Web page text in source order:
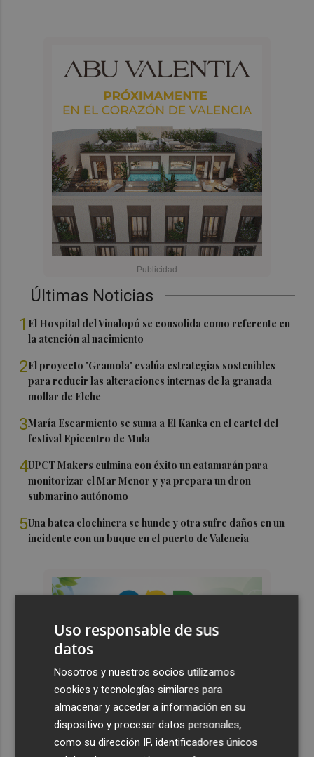
Últimas Noticias
1 El Hospital del Vinalopó se consolida como referente en
la atención al nacimiento
2El proyecto 'Gramola' evalúa estrategias sostenibles
para reducir las alteraciones internas de la granada
mollar de Elche
3María Escarmiento se suma a El Kanka en el cartel del
festival Epicentro de Mula
4UPCT Makers culmina con éxito un catamarán para
monitorizar el Mar Menor y ya prepara un dron
submarino autónomo
5Una batea clochinera se hunde y otra sufre daños en un
incidente con un buque en el puerto de Valencia
Uso responsable de sus
datos
Nosotros y nuestros socios utilizamos
cookies y tecnologías similares para
almacenar y acceder a información en su
dispositivo y procesar datos personales,
como su dirección IP, identificadores únicos